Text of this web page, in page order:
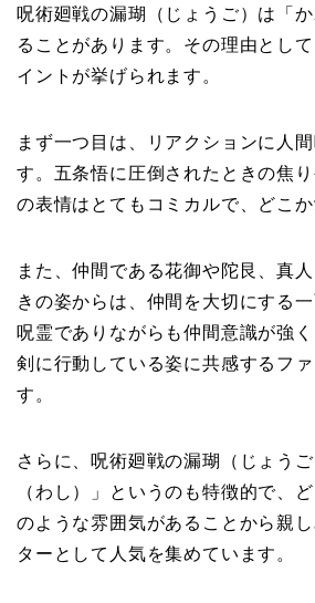
呪術廻戦の漏瑚（じょうご）は「
ることがあります。その理由とし
イントが挙げられます。
まず一つ目は、リアクションに人
す。五条悟に圧倒されたときの焦
の表情はとてもコミカルで、どこか
また、仲間である花御や陀艮、真
きの姿からは、仲間を大切にする一
呪霊でありながらも仲間意識が強
剣に行動している姿に共感するフ
す。
さらに、呪術廻戦の漏瑚（じょう
（わし）」というのも特徴的で、
のような雰囲気があることから親
ターとして人気を集めています。